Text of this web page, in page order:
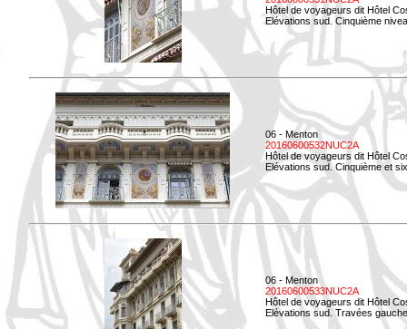
Hôtel de voyageurs dit Hôtel
Elévations sud. Cinquième
06 - Menton
20160600532NUC2A
Hôtel de voyageurs dit Hôtel
Elévations sud. Cinquième et
06 - Menton
20160600533NUC2A
Hôtel de voyageurs dit Hôtel
Elévations sud. Travées